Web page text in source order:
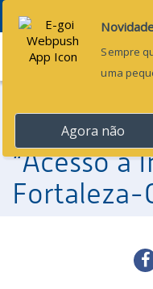
Menu
Profoco
“Acesso à
Fortaleza-